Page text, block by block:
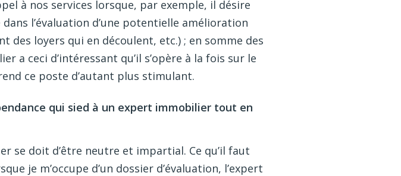
à nos services lorsque, par exemple, il désire
l’évaluation d’une potentielle amélioration
des loyers qui en découlent, etc.) ; en somme des
a ceci d’intéressant qu’il s’opère à la fois sur le
ce poste d’autant plus stimulant.
qui sied à un expert immobilier tout en
se doit d’être neutre et impartial. Ce qu’il faut
je m’occupe d’un dossier d’évaluation, l’expert